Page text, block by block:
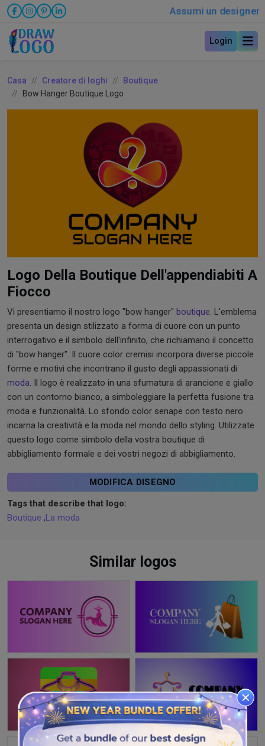
Assumi un designer
Login
Casa Creatore di loghi
Boutique
Bow Hanger Boutique Logo
Logo Della Boutique Dell'appendiabiti A
Fiocco
Vi presentiamo il nostro logo "bow hanger" boutique. L'emblema
presenta un design stilizzato a forma di cuore con un punto
interrogativo e il simbolo dell'infinito, che richiamano il concetto
di "bow hanger". Il cuore color cremisi incorpora diverse piccole
forme e motivi che incontrano il gusto degli appassionati di
moda. Il logo è realizzato in una sfumatura di arancione e giallo
con un contorno bianco, a simboleggiare la perfetta fusione tra
moda e funzionalità. Lo sfondo color senape con testo nero
incarna la creatività e la moda nel mondo dello styling. Utilizzate
questo logo come simbolo della vostra boutique di
abbigliamento formale e dei vostri negozi di abbigliamento.
MODIFICA DISEGNO
Tags that describe that logo:
Boutique ,La moda
Similar logos